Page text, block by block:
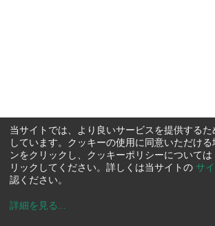
当サイトでは、より良いサービスを提供する
しています。クッキーの使用に同意いただけ
ンをクリックし、クッキーポリシーについて
リックしてください。詳しくは当サイトの サ
認ください。
詳細を見る ...